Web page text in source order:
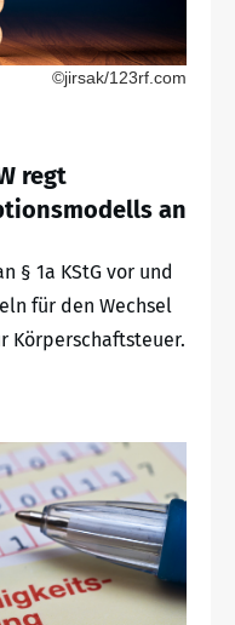
©jirsak/123rf.com
regt
an
§ 1a KStG vor und
für den Wechsel
Körperschaftsteuer.